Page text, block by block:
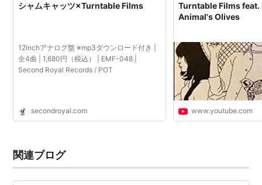
シャムキャッツ×Turntable Films
12inchアナログ盤 ※mp3ダウンロード付き |
全4曲 | 1,680円（税込） | EMF-048 |
Second Royal Records / POT
secondroyal.com
Turntable Films
Animal's Olives
www.youtube.com
関連ブログ